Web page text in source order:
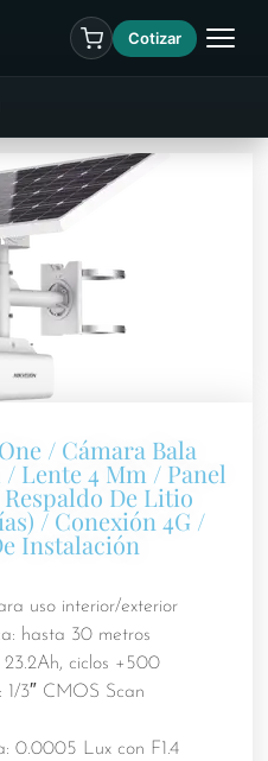
Cotizar
/ Cámara Bala
Lente 4 Mm / Panel
De Litio
/ Conexión 4G /
Instalación
uso interior/exterior
hasta 30 metros
ciclos +500
1/3″ CMOS Scan
0.0005 Lux con F1.4